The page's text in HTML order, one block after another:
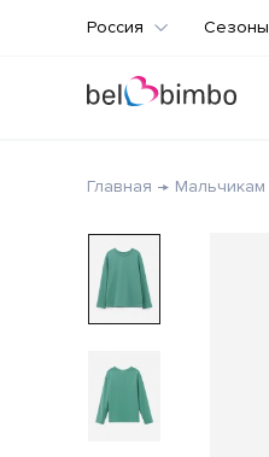
Россия Сезоны
Главная Мальчикам